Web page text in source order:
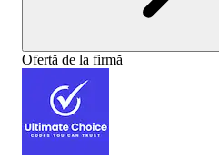
Ofertă de la firmă